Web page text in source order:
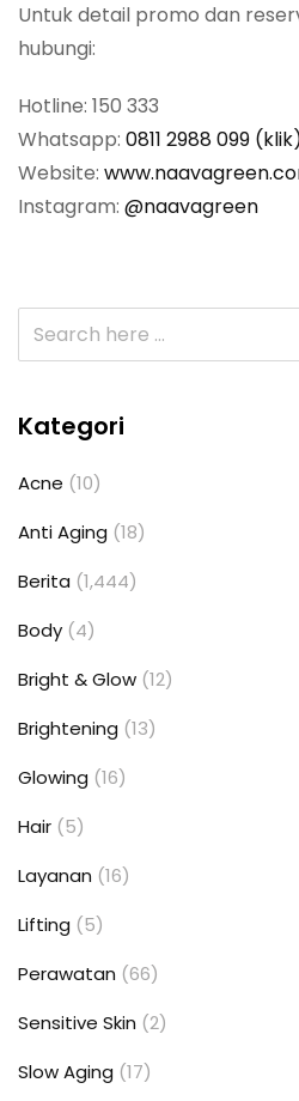
Untuk detail promo dan
hubungi:
Hotline: 150 333
Whatsapp: 0811 2988 099
Website:
Instagram: @naavagreen
Kategori
Acne (10)
Anti Aging (18)
Berita (1,444)
Body (4)
Bright & Glow (12)
Brightening (13)
Glowing (16)
Hair (5)
Layanan (16)
Lifting (5)
Perawatan (66)
Sensitive Skin (2)
Slow Aging (17)